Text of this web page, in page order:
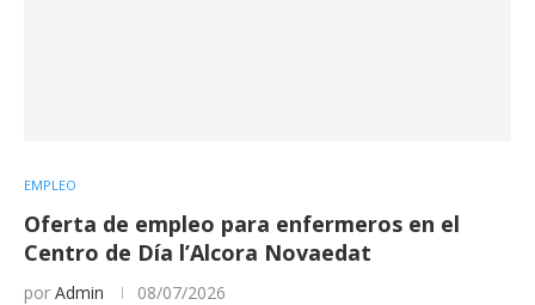
EMPLEO
Oferta de empleo para enfermeros en el
Centro de Día l’Alcora Novaedat
por Admin 08/07/2026